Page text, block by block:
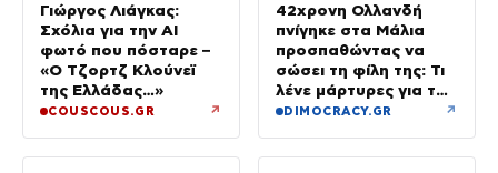
Γιώργος Λιάγκας:
Σχόλια για την ΑΙ
φωτό που πόσταρε –
«Ο Τζορτζ Κλούνεϊ
της Ελλάδας…»
COUSCOUS.GR ↗
42χρονη Ολλανδή
πνίγηκε στα Μάλια
προσπαθώντας να
σώσει τη φίλη της: Τι
λένε μάρτυρες για τον
πανικό
DIMOCRACY.GR ↗